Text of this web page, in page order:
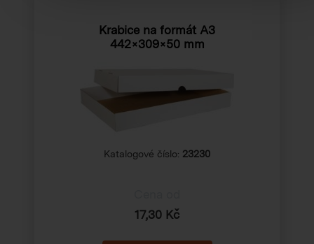
Krabice na formát A3
442×309×50 mm
Katalogové číslo: 23230
17,30 Kč